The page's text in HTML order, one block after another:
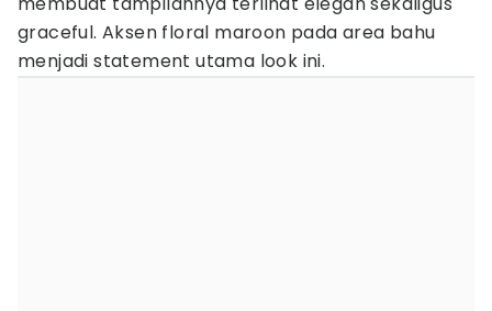
graceful. Aksen floral maroon pada area bahu
menjadi statement utama look ini.